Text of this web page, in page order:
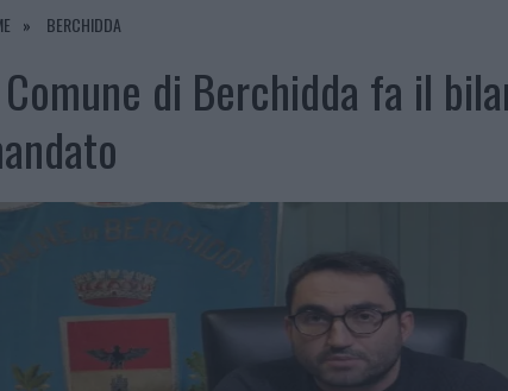
7 AGOSTO 2026 |
PAUSA CAFFÈ IMPECCABILE: COME SCEGLIERE LA SOLUZIONE IDEALE
BERCHIDDA
di Berchidda fa il